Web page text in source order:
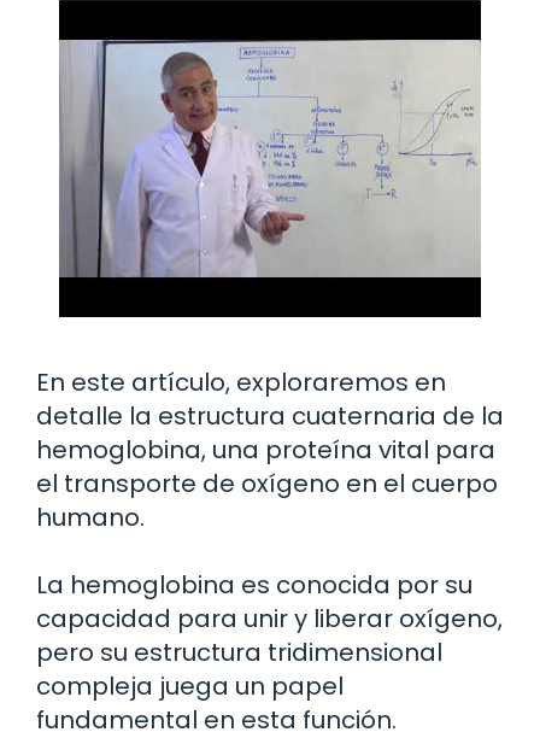
En este artículo, exploraremos en
detalle la estructura cuaternaria de la
hemoglobina, una proteína vital para
el transporte de oxígeno en el cuerpo
humano.
La hemoglobina es conocida por su
capacidad para unir y liberar oxígeno,
pero su estructura tridimensional
compleja juega un papel
fundamental en esta función.